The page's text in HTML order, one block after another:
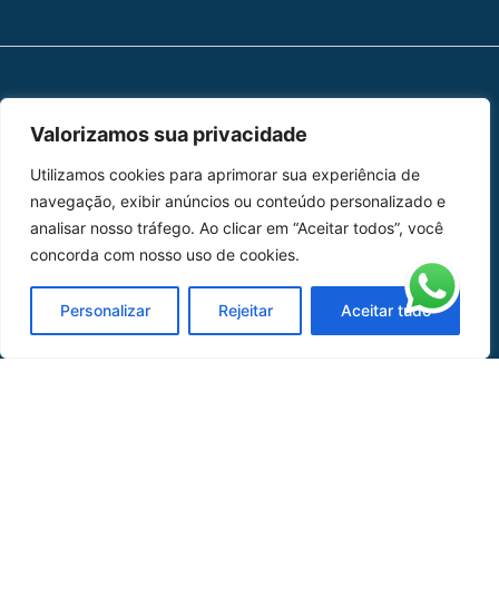
Valorizamos sua privacidade
Utilizamos cookies para aprimorar sua experiência de
navegação, exibir anúncios ou conteúdo personalizado e
analisar nosso tráfego. Ao clicar em “Aceitar todos”, você
concorda com nosso uso de cookies.
Personalizar Rejeitar Aceitar tudo
Peças
Catálogo de Aplicações
Oficina de Mangueiras